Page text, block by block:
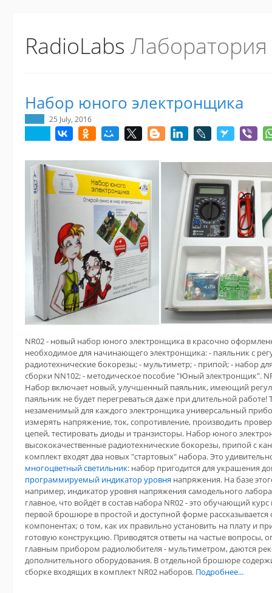
RadioLabs
Набор юного электронщика
25 July, 2016
NR02 - новый набор юного электронщика в красочно
необходимое для начинающего электронщика: - паяльник с
радиотехнические бокорезы; - мультиметр; - припой; - набор
сборки NN102; - методическое пособие "Юный электронщик".
Набор включает новый, улучшенный паяльник, имеющий
паяльник не будет перегреваться даже при длительной работе!
незаменимый для каждого электронщика универсальный
измерять напряжение, ток, сопротивление, производить
цепей, тестировать диоды и транзисторы. Набор юного
высококачественные радиотехнические бокорезы, припой с
комплект входят два новых "стартовых" набора. Это
многоцветный светильник: набор пригодится для украшения
программируемый индикатор уровня напряжения. На базе
например, индикатор уровня напряжения самодельного
главное, что войдёт в состав набора NR02 - это обучающий
первой брошюре в простой и доступной форме
компонентах; о том, как их правильно установить на плату и
готовую конструкцию. Приводятся ответы на частые вопросы,
главным прибором радиолюбителя - мультиметром, даются
дополнительного оборудования. В отдельной брошюре
сборке входящих в комплект NR02 наборов. Подробнее...